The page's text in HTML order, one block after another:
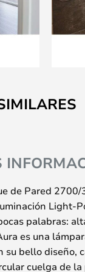
de Pared 2700/
Light-
palabras:
es una
su bello diseño,
cuelga de